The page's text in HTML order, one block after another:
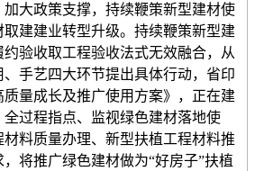
大政策支撑，持续鞭策新型建材使
取建建业转型升级。持续鞭策新型建
验收取工程验收法式无效融合，从
手艺四大环节提出具体行动，省印
质量成长及推广使用方案》，正在建
过程指点、监视绿色建材落地使
料质量办理、新型扶植工程材料推
将推广绿色建材做为“好房子”扶植